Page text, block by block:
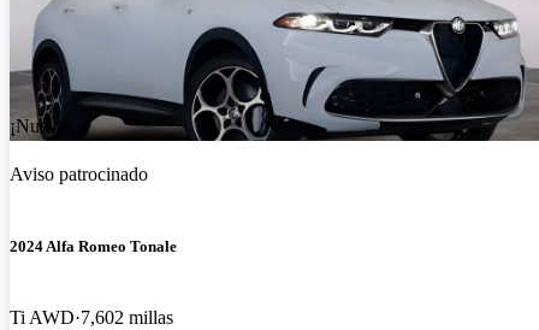
¡Nuevo!
Aviso patrocinado
2024 Alfa Romeo Tonale
Ti AWD 7,602 millas